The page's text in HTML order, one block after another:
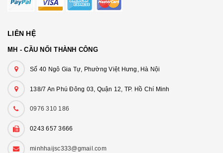
LIÊN HỆ
MH - CẦU NỐI THÀNH CÔNG
Số 40 Ngô Gia Tự, Phường Việt Hưng, Hà Nội
138/7 An Phú Đông 03, Quận 12, TP. Hồ Chí Minh
0976 310 186
0243 657 3666
minhhaijsc333@gmail.com